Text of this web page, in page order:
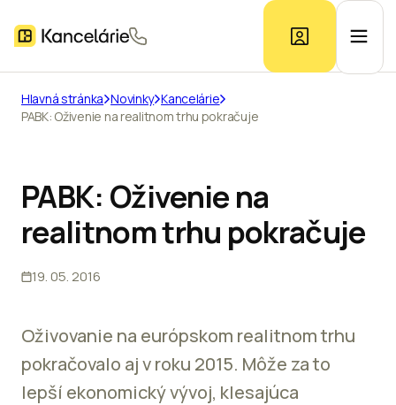
Ponuka kancelárií
Kontakt
Hlavná stránka Novinky Kancelárie
PABK: Oživenie na realitnom trhu pokračuje
PABK: Oživenie na
realitnom trhu pokračuje
19. 05. 2016
Oživovanie na európskom realitnom trhu
pokračovalo aj v roku 2015. Môže za to
lepší ekonomický vývoj, klesajúca